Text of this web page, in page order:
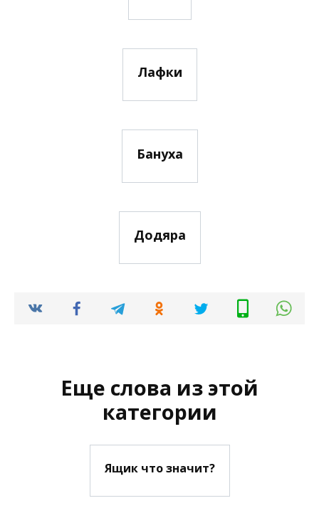
Лафки
Бануха
Додяра
Еще слова из этой
категории
Ящик что значит?